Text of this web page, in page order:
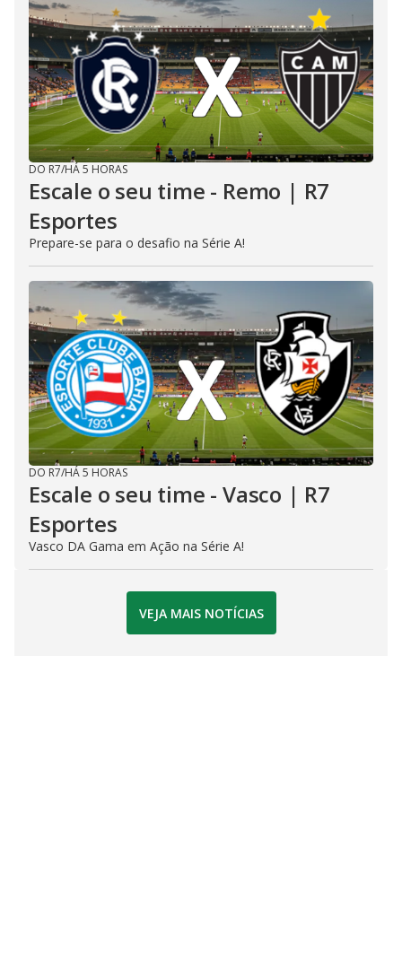
DO R7/HÁ 5 HORAS
Escale o seu time - Remo | R7
Esportes
Prepare-se para o desafio na Série A!
DO R7/HÁ 5 HORAS
Escale o seu time - Vasco | R7
Esportes
Vasco DA Gama em Ação na Série A!
VEJA MAIS NOTÍCIAS